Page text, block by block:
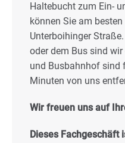
Haltebucht zum Ein-
können Sie am
Unterboihinger
oder dem Bus sind
und Busbahnhof sind
Minuten von uns
Wir freuen uns auf
Dieses Fachgeschäft